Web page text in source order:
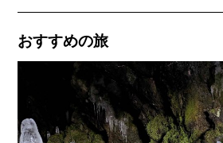
おすすめの旅